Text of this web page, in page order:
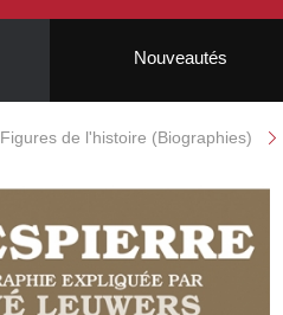
Nouveautés
Figures de l'histoire (Biographies)